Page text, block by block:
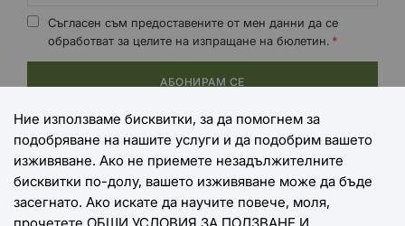
Съгласен съм предоставените от мен данни да се
обработват за целите на изпращане на бюлетин.
АБОНИРАМ СЕ
НАЧИНИ НА ПЛАЩАНЕ
Ние използваме бисквитки, за да помогнем за
подобряване на нашите услуги и да подобрим вашето
изживяване. Ако не приемете незадължителните
бисквитки по-долу, вашето изживяване може да бъде
засегнато. Ако искате да научите повече, моля,